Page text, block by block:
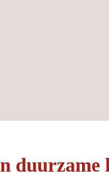
duurzame